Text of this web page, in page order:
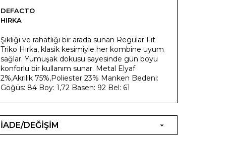
DEFACTO
HIRKA
Şıklığı ve rahatlığı bir arada sunan Regular Fit
Triko Hırka, klasik kesimiyle her kombine uyum
sağlar. Yumuşak dokusu sayesinde gün boyu
konforlu bir kullanım sunar. Metal Elyaf
2%,Akrilik 75%,Poliester 23% Manken Bedeni:
Göğüs: 84 Boy: 1,72 Basen: 92 Bel: 61
İADE/DEĞİŞİM